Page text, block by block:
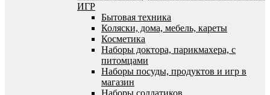
ИГР
Бытовая техника
Коляски, дома, мебель, кареты
Косметика
Наборы доктора, парикмахера, с
питомцами
Наборы посуды, продуктов и игр в
магазин
Наборы солдатиков